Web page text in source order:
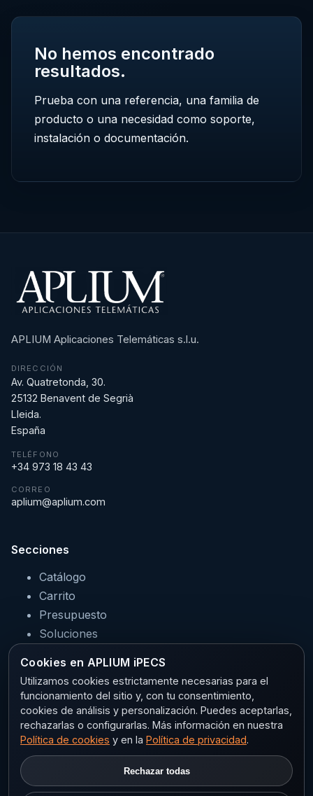
No hemos encontrado
resultados.
Prueba con una referencia, una familia de
producto o una necesidad como soporte,
instalación o documentación.
APLIUM Aplicaciones Telemáticas s.l.u.
DIRECCIÓN
Av. Quatretonda, 30.
25132 Benavent de Segrià
Lleida.
España
TELÉFONO
+34 973 18 43 43
CORREO
aplium@aplium.com
Secciones
Catálogo
Carrito
Presupuesto
Soluciones
Sectores
Legal
Aviso legal
Cookies en APLIUM iPECS
Utilizamos cookies estrictamente necesarias para el
funcionamiento del sitio y, con tu consentimiento,
cookies de análisis y personalización. Puedes aceptarlas,
rechazarlas o configurarlas. Más información en nuestra
Política de cookies y en la Política de privacidad.
Rechazar todas